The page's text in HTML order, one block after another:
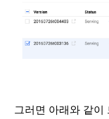
그러면 아래와 같이